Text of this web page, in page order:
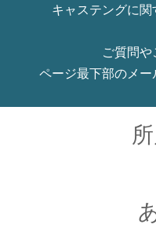
キャステングに
ご質問
ページ最下部のメ